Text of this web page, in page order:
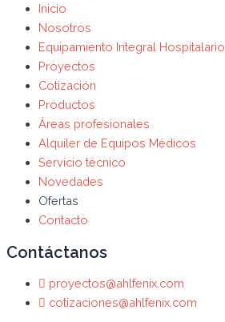
Inicio
Nosotros
Equipamiento Integral Hospitalario
Proyectos
Cotización
Productos
Áreas profesionales
Alquiler de Equipos Médicos
Servicio técnico
Novedades
Ofertas
Contacto
Contáctanos
proyectos@ahlfenix.com
cotizaciones@ahlfenix.com